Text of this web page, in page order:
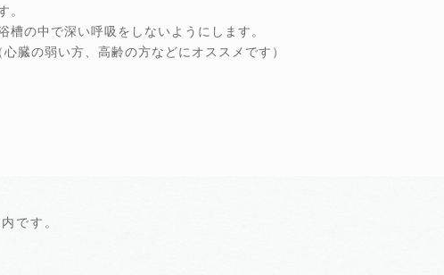
。
の中で深い呼吸をしないようにします。
臓の弱い方、高齢の方などにオススメです）
です。